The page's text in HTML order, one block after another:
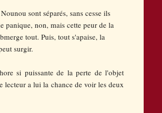
sont séparés, sans cesse ils
panique, non, mais cette peur de la
tout. Puis, tout s'apaise, la
surgir.
si puissante de la perte de l'objet
lecteur a lui la chance de voir les deux